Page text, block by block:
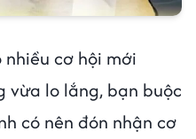
nhiều cơ hội mới
vừa lo lắng, bạn buộc
có nên đón nhận cơ